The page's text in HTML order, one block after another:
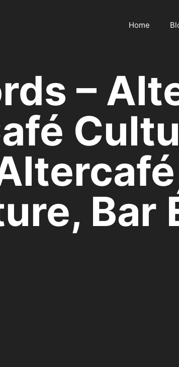
Home
–